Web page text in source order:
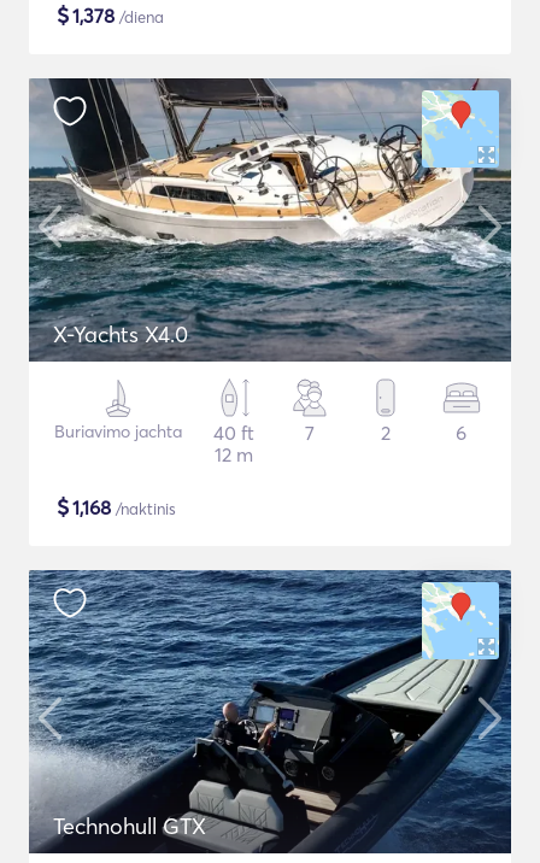
$1,378 /diena
X-Yachts X4.0
Buriavimo jachta
40 ft
12 m
7 2 6
$1,168 /naktinis
Technohull GTX